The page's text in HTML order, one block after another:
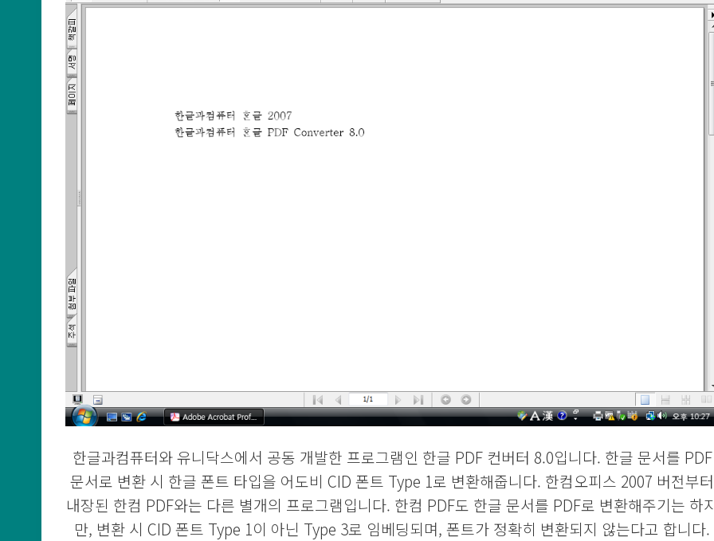
한글과컴퓨터와 유니닥스에서 공동 개발한 프로그램인 한글 PDF 컨버터 8.0입니다. 한글 문서를 PDF
문서로 변환 시 한글 폰트 타입을 어도비 CID 폰트 Type 1로 변환해줍니다. 한컴오피스 2007 버전부터
내장된 한컴 PDF와는 다른 별개의 프로그램입니다. 한컴 PDF도 한글 문서를 PDF로 변환해주기는 하
만, 변환 시 CID 폰트 Type 1이 아닌 Type 3로 임베딩되며, 폰트가 정확히 변환되지 않는다고 합니다.